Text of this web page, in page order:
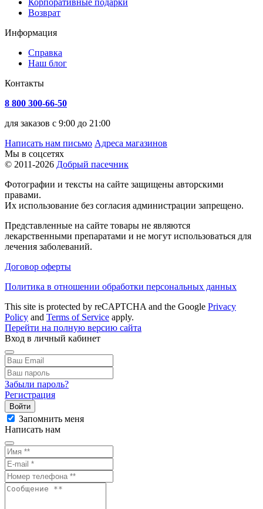
Возврат
Информация
Справка
Наш блог
Контакты
8 800 300-66-50
для заказов с 9:00 до 21:00
Написать нам письмо Адреса магазинов
Мы в соцсетях
© 2011-2026 Добрый пасечник
Фотографии и тексты на сайте защищены авторскими
правами.
Их использование без согласия администрации запрещено.
Представленные на сайте товары не являются
лекарственными препаратами и не могут использоваться для
лечения заболеваний.
Договор оферты
Политика в отношении обработки персональных данных
This site is protected by reCAPTCHA and the Google Privacy
Policy and Terms of Service apply.
Перейти на полную версию сайта
Вход в личный кабинет
Забыли пароль?
Регистрация
Войти
Запомнить меня
Написать нам